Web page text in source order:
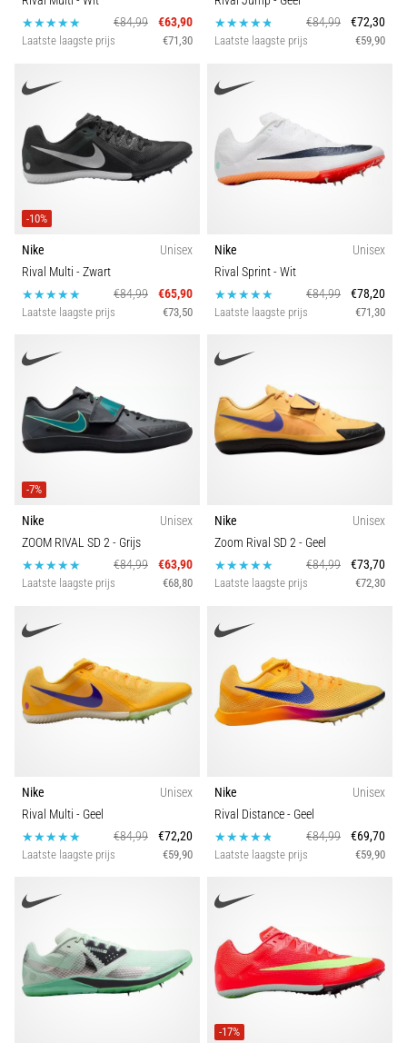
€84,99
€63,90
Laatste laagste prijs €71,30
€84,99
€72,30
Laatste laagste prijs €59,90
-10%
Nike
Unisex
Rival Multi - Zwart
€84,99
€65,90
Laatste laagste prijs €73,50
Nike
Unisex
Rival Sprint- Wit
€84,99
€78,20
Laatste laagste prijs €71,30
-7%
Nike
Unisex
ZOOM RIVAL SD 2- Grijs
€84,99
€63,90
Laatste laagste prijs €68,80
Nike
Unisex
Zoom Rival SD 2- Geel
€84,99
€73,70
Laatste laagste prijs €72,30
Nike
Unisex
Rival Multi - Geel
€84,99
€72,20
Laatste laagste prijs €59,90
Nike
Unisex
Rival Distance- Geel
€84,99
€69,70
Laatste laagste prijs €59,90
-17%